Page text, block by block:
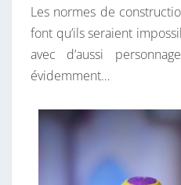
Les normes de
font qu’ils seraient
avec d’aussi
évidemment…